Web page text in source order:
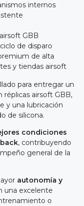
internos
GBB
de disparo
de alta
y tiendas airsoft
para entregar un
airsoft GBB,
y una lubricación
de silicona.
condiciones
, contribuyendo
general de la
autonomía y
una excelente
o